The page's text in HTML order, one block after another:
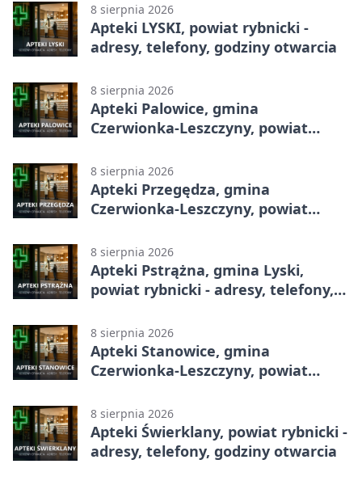
8 sierpnia 2026
Apteki LYSKI, powiat rybnicki -
adresy, telefony, godziny otwarcia
8 sierpnia 2026
Apteki Palowice, gmina
Czerwionka-Leszczyny, powiat
otwarcia
8 sierpnia 2026
Apteki Przegędza, gmina
Czerwionka-Leszczyny, powiat
otwarcia
8 sierpnia 2026
Apteki Pstrążna, gmina Lyski,
powiat rybnicki - adresy, telefony,
8 sierpnia 2026
Apteki Stanowice, gmina
Czerwionka-Leszczyny, powiat
otwarcia
8 sierpnia 2026
Apteki Świerklany, powiat rybnicki -
adresy, telefony, godziny otwarcia